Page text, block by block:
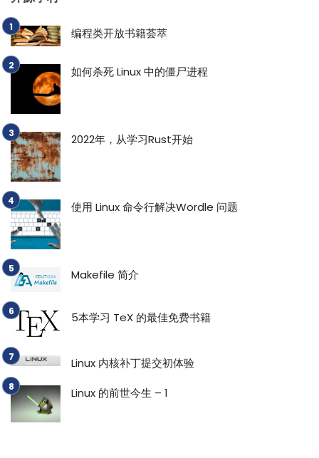
编程类开放书籍荟萃
如何杀死 Linux 中的僵尸进程
2022年，从学习Rust开始
使用 Linux 命令行解决Wordle 问题
Makefile 简介
5本学习 TeX 的最佳免费书籍
Linux 内核补丁提交初体验
Linux 的前世今生 – 1